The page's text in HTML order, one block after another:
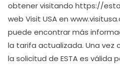
obtener visitando https://
web Visit USA en
puede encontrar más
la tarifa actualizada. Una
la solicitud de ESTA es válida